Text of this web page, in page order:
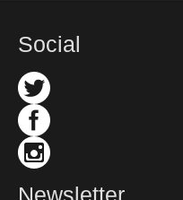
Social